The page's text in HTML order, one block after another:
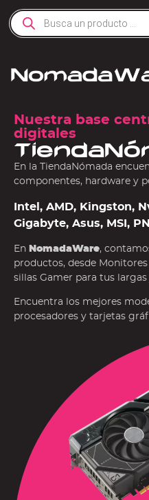
Nuestra base
digitales
En la TiendaNómada
componentes, hardware y
Intel, AMD, Kingston,
Gigabyte, Asus, MSI,
En NomadaWare,
productos, desde
sillas Gamer para tus
Encuentra los mejores
procesadores y tarjetas